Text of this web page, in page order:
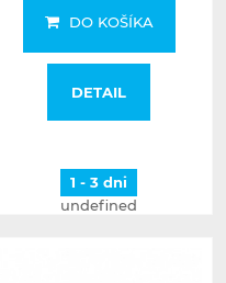
DO KOŠÍKA
DETAIL
1 - 3 dni
undefined